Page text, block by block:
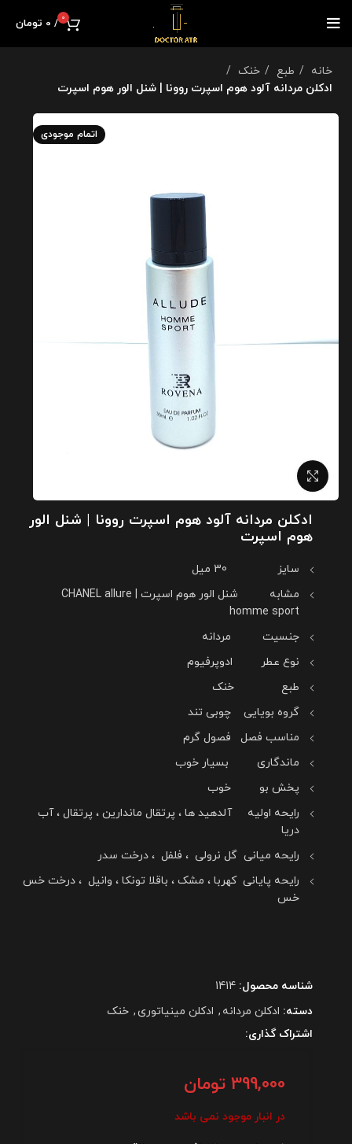
0
/
0 تومان
خانه طبع
خنک
ادکلن مردانه آلود هوم اسپرت روونا | شنل الور هوم اسپرت
اتمام موجودی
ادکلن مردانه آلود هوم اسپرت روونا | شنل الور
هوم اسپرت
سایز 30 میل
مشابه شنل الور هوم اسپرت | CHANEL allure
homme sport
جنسیت مردانه
نوع عطر ادوپرفیوم
طبع خنک
گروه بویایی چوبی تند
مناسب فصل فصول گرم
ماندگاری بسیار خوب
پخش بو خوب
رایحه اولیه آلدهید ها ، پرتقال ماندارین ، پرتقال ، آب
دریا
رایحه میانی گل نرولی ، فلفل ، درخت سدر
رایحه پایانی کهربا ، مشک ، باقلا تونکا ، وانیل ، درخت خس
خس
شناسه محصول: 1414
دسته: ادکلن مردانه , ادکلن مینیاتوری, خنک
اشتراک گذاری:
399,000 تومان
در انبار موجود نمی باشد